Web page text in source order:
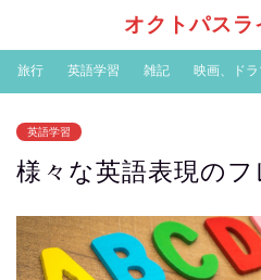
オクトパス
旅行 英語学習 雑記 映画、ド
英語学習
様々な英語表現の